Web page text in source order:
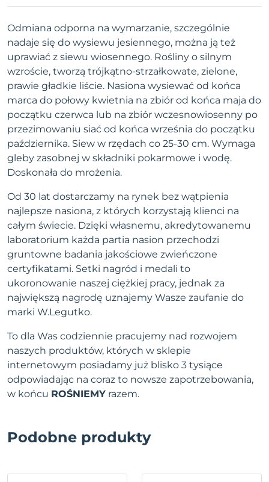
Odmiana odporna na wymarzanie, szczególnie
nadaje się do wysiewu jesiennego, można ją też
uprawiać z siewu wiosennego. Rośliny o silnym
wzroście, tworzą trójkątno-strzałkowate, zielone,
prawie gładkie liście. Nasiona wysiewać od końca
marca do połowy kwietnia na zbiór od końca maja do
początku czerwca lub na zbiór wczesnowiosenny po
przezimowaniu siać od końca września do początku
października. Siew w rzędach co 25-30 cm. Wymaga
gleby zasobnej w składniki pokarmowe i wodę.
Doskonała do mrożenia.
Od 30 lat dostarczamy na rynek bez wątpienia
najlepsze nasiona, z których korzystają klienci na
całym świecie. Dzięki własnemu, akredytowanemu
laboratorium każda partia nasion przechodzi
gruntowne badania jakościowe zwieńczone
certyfikatami. Setki nagród i medali to
ukoronowanie naszej ciężkiej pracy, jednak za
największą nagrodę uznajemy Wasze zaufanie do
marki W.Legutko.
To dla Was codziennie pracujemy nad rozwojem
naszych produktów, których w sklepie
internetowym posiadamy już blisko 3 tysiące
odpowiadając na coraz to nowsze zapotrzebowania,
w końcu ROŚNIEMY razem.
Podobne produkty